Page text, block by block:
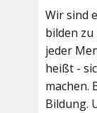
Wir sind
bilden
jeder
heißt -
machen.
Bildung.